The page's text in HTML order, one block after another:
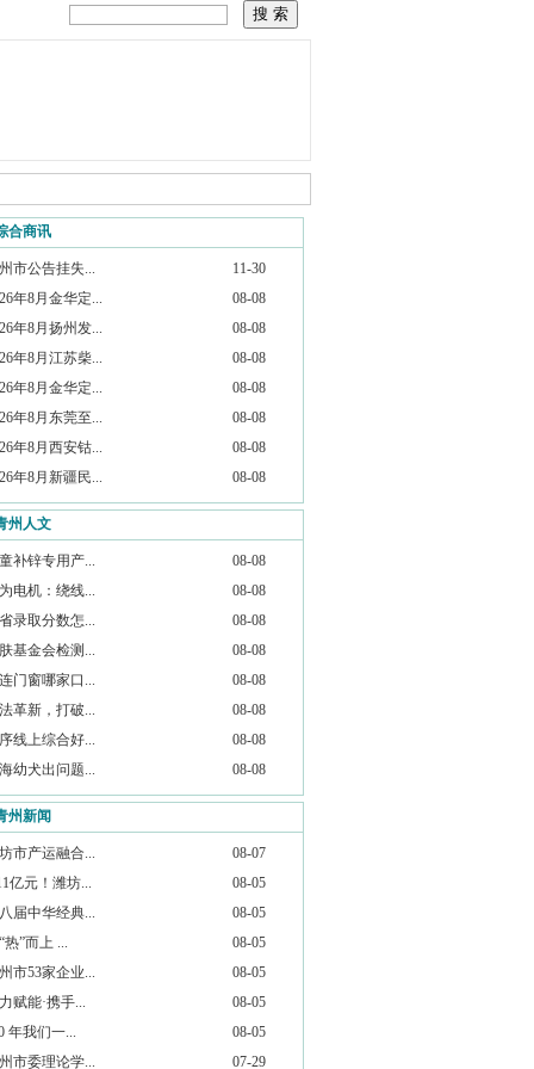
合商讯
市公告挂失...
11-30
年8月金华定...
08-08
年8月扬州发...
08-08
年8月江苏柴...
08-08
年8月金华定...
08-08
年8月东莞至...
08-08
年8月西安钴...
08-08
年8月新疆民...
08-08
州人文
补锌专用产...
08-08
电机：绕线...
08-08
录取分数怎...
08-08
基金会检测...
08-08
门窗哪家口...
08-08
革新，打破...
08-08
线上综合好...
08-08
幼犬出问题...
08-08
州新闻
市产运融合...
08-07
亿元！潍坊...
08-05
届中华经典...
08-05
热”而上 ...
08-05
市53家企业...
08-05
赋能·携手...
08-05
年我们一...
08-05
市委理论学...
07-29